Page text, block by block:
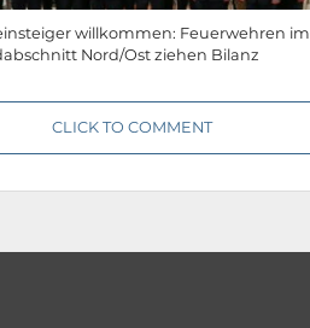
willkommen: Feuerwehren im
Nord/Ost ziehen Bilanz
CLICK TO COMMENT